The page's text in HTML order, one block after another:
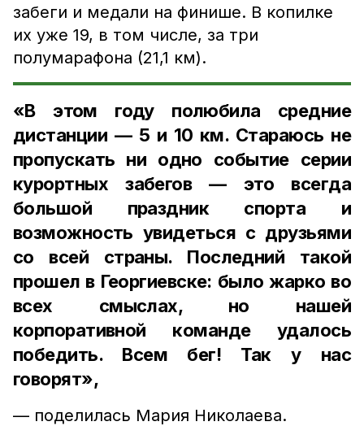
забеги и медали на финише. В копилке
их уже 19, в том числе, за три
полумарафона (21,1 км). ⠀
«В этом году полюбила средние
дистанции — 5 и 10 км. Стараюсь не
пропускать ни одно событие серии
курортных забегов — это всегда
большой праздник спорта и
возможность увидеться с друзьями
со всей страны. Последний такой
прошел в Георгиевске: было жарко во
всех смыслах, но нашей
корпоративной команде удалось
победить. Всем бег! Так у нас
говорят»,
— поделилась Мария Николаева.